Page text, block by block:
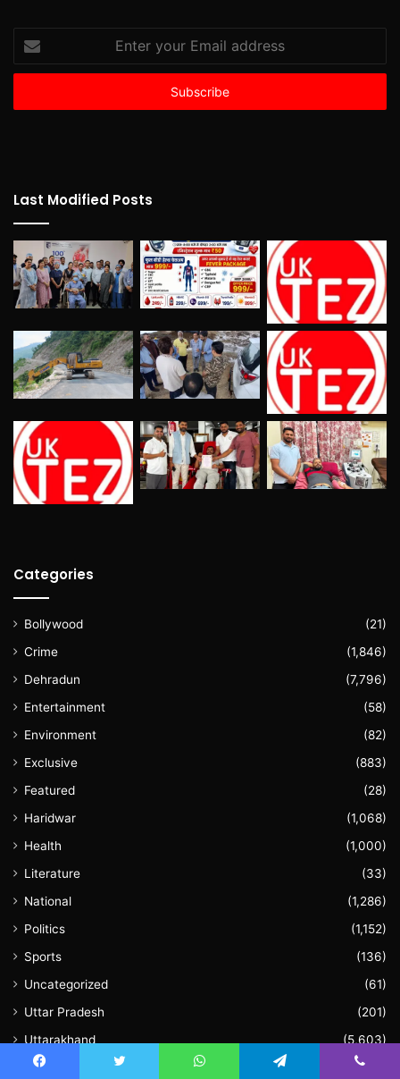
Enter
your
Email
Last Modified Posts
Categories
Bollywood
(21)
Crime
(1,846)
Dehradun
(7,796)
Entertainment
(58)
Environment
(82)
Exclusive
(883)
Featured
(28)
Haridwar
(1,068)
Health
(1,000)
Literature
(33)
National
(1,286)
Politics
(1,152)
Sports
(136)
Uncategorized
(61)
Uttar Pradesh
(201)
Uttarakhand
(5,603)
Video
(60)